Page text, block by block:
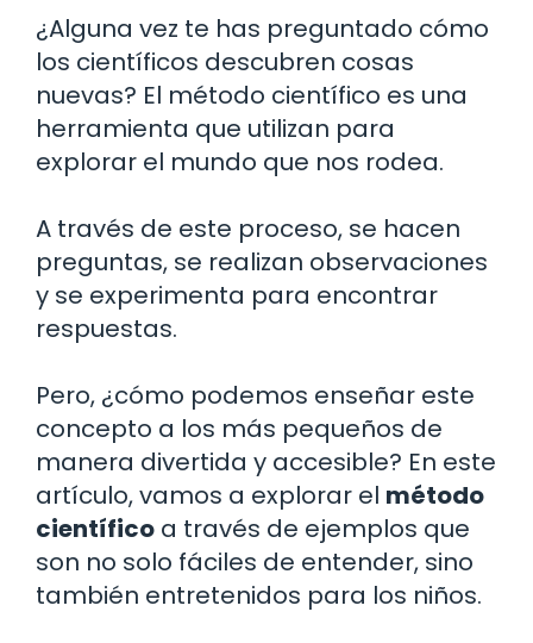
¿Alguna vez te has preguntado cómo
los científicos descubren cosas
nuevas? El método científico es una
herramienta que utilizan para
explorar el mundo que nos rodea.
A través de este proceso, se hacen
preguntas, se realizan observaciones
y se experimenta para encontrar
respuestas.
Pero, ¿cómo podemos enseñar este
concepto a los más pequeños de
manera divertida y accesible? En este
artículo, vamos a explorar el método
científico a través de ejemplos que
son no solo fáciles de entender, sino
también entretenidos para los niños.